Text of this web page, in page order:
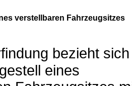
verstellbaren Fahrzeugsitzes
bezieht sich
eines